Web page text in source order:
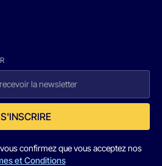
S'INSCRIRE
confirmez que vous acceptez nos
et Conditions